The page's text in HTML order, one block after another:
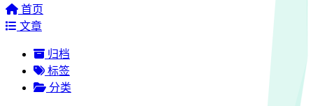
首页
文章
归档
标签
分类